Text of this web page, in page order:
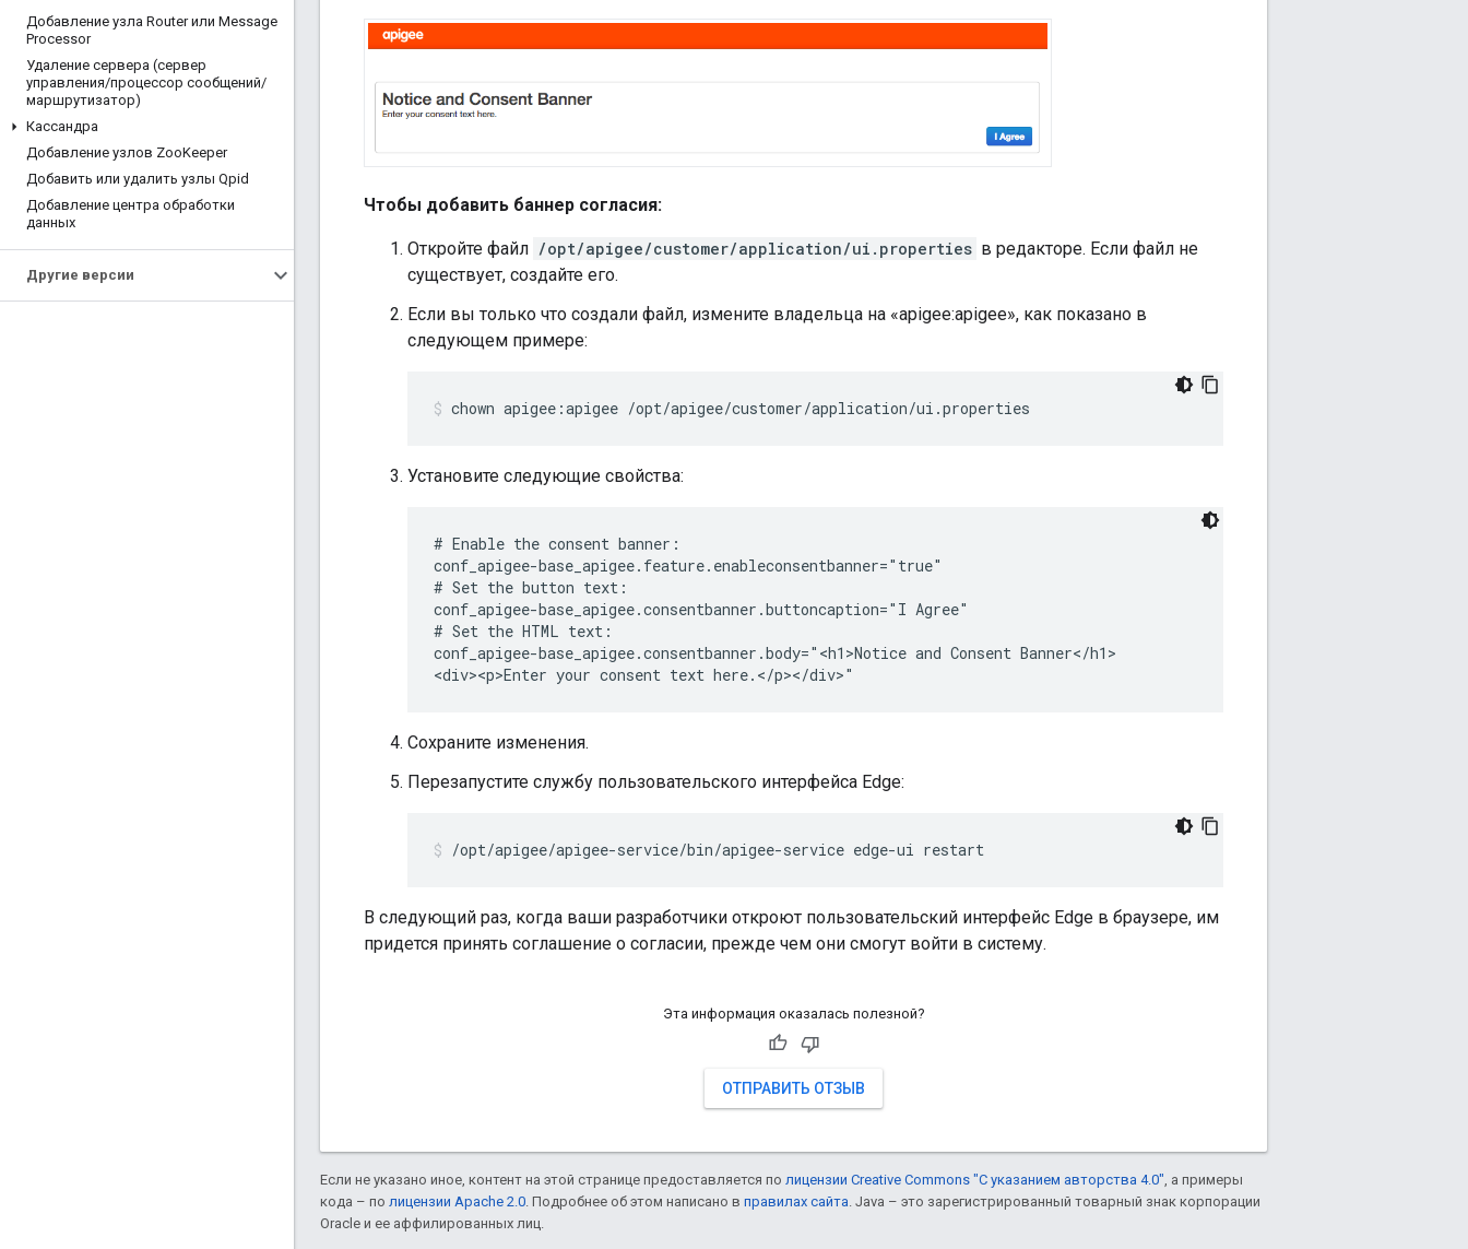
Добавление узла Router или Message
Processor
Удаление сервера (сервер
управления/процессор сообщений/
маршрутизатор)
Кассандра
Добавление узлов ZooKeeper
Добавить или удалить узлы Qpid
Добавление центра обработки
данных
Другие версии
Чтобы добавить баннер согласия:
Откройте файл /opt/apigee/customer/application/ui.properties в редакторе. Если файл не
существует, создайте его.
Если вы только что создали файл, измените владельца на «apigee:apigee», как показано в
следующем примере:
chown apigee:apigee /opt/apigee/customer/application/ui.properties
Установите следующие свойства:
# Enable the consent banner:
conf_apigee-base_apigee.feature.enableconsentbanner="true"
# Set the button text:
conf_apigee-base_apigee.consentbanner.buttoncaption="I Agree"
# Set the HTML text:
conf_apigee-base_apigee.consentbanner.body="<h1>Notice and Consent Banner</h1>
<div><p>Enter your consent text here.</p></div>"
Сохраните изменения.
Перезапустите службу пользовательского интерфейса Edge:
/opt/apigee/apigee-service/bin/apigee-service edge-ui restart
В следующий раз, когда ваши разработчики откроют пользовательский интерфейс Edge в браузере, им
придется принять соглашение о согласии, прежде чем они смогут войти в систему.
Эта информация оказалась полезной?
ОТПРАВИТЬ ОТЗЫВ
Если не указано иное, контент на этой странице предоставляется по лицензии Creative Commons "С указанием авторства 4.0", а примеры
кода – по лицензии Apache 2.0. Подробнее об этом написано в правилах сайта. Java – это зарегистрированный товарный знак корпорации
Oracle и ее аффилированных лиц.